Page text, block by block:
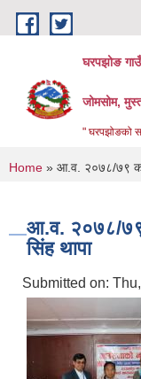
Skip to main content
घरपझोङ
जोमसोम,
" घरपझोङको
You are
Home » आ.व. २०७८/७९ का
आ.व. २०७८/७९
सिंह थापा
Submitted on: